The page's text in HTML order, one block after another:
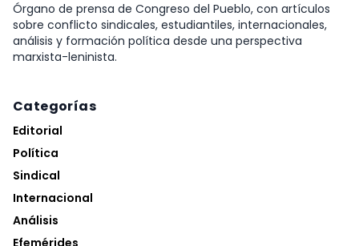
Órgano de prensa de Congreso del Pueblo, con artículos
sobre conflicto sindicales, estudiantiles, internacionales,
análisis y formación política desde una perspectiva
marxista-leninista.
Categorías
Editorial
Política
Sindical
Internacional
Análisis